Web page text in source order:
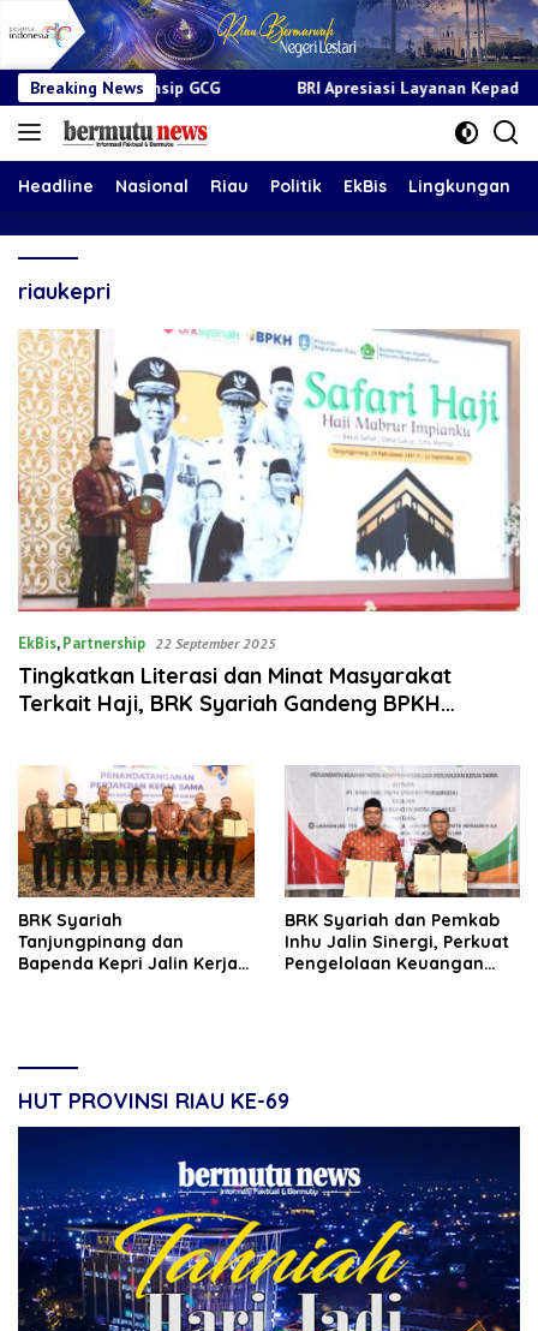
Breaking News
Prinsip GCG BRI Apresiasi Layanan Kepada Pensiunan
Headline Nasional Riau Politik EkBis Lingkungan
riaukepri
EkBis,Partnership 22 September 2025
Tingkatkan Literasi dan Minat Masyarakat
Terkait Haji, BRK Syariah Gandeng BPKH
BRK Syariah
Tanjungpinang dan
Bapenda Kepri Jalin Kerja
BRK Syariah dan Pemkab
Inhu Jalin Sinergi, Perkuat
Pengelolaan Keuangan
HUT PROVINSI RIAU KE-69